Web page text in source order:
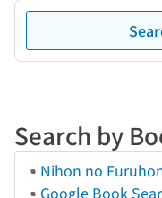
Search by
Nihon no
Google Book